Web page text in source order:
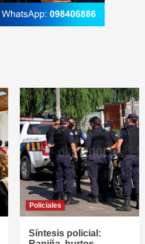
Policiales
Síntesis policial: